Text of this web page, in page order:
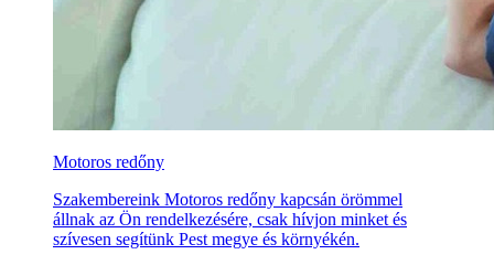
Motoros redőny
Szakembereink Motoros redőny kapcsán örömmel
állnak az Ön rendelkezésére, csak hívjon minket és
szívesen segítünk Pest megye és környékén.